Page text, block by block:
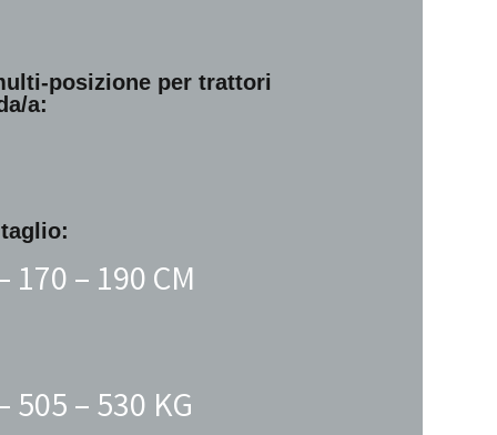
posizione per trattori
a:
170 – 190 CM
505 – 530 KG